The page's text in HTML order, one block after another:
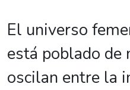
El universo
está poblado de
oscilan entre la